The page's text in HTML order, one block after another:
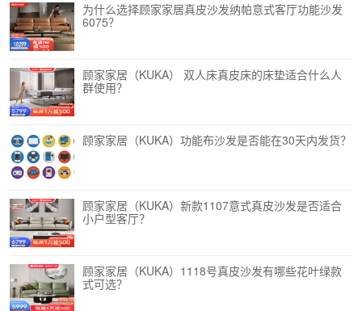
为什么选择顾家家居真皮沙发纳帕意式客厅功能沙发
6075？
顾家家居（KUKA） 双人床真皮床的床垫适合什么人
群使用？
顾家家居（KUKA）功能布沙发是否能在30天内发货？
顾家家居（KUKA）新款1107意式真皮沙发是否适合
小户型客厅？
顾家家居（KUKA）1118号真皮沙发有哪些花叶绿款
式可选？